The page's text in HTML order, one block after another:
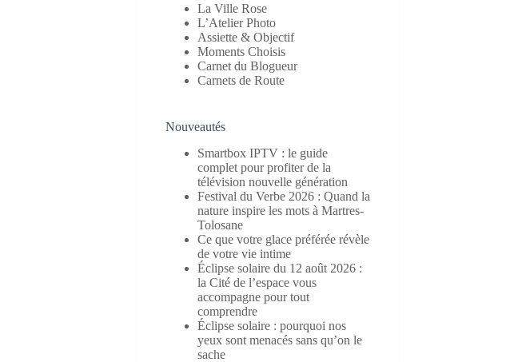
La Ville Rose
L’Atelier Photo
Assiette & Objectif
Moments Choisis
Carnet du Blogueur
Carnets de Route
Nouveautés
Smartbox IPTV : le guide
complet pour profiter de la
télévision nouvelle génération
Festival du Verbe 2026 : Quand la
nature inspire les mots à Martres-
Tolosane
Ce que votre glace préférée révèle
de votre vie intime
Éclipse solaire du 12 août 2026 :
la Cité de l’espace vous
accompagne pour tout
comprendre
Éclipse solaire : pourquoi nos
yeux sont menacés sans qu’on le
sache